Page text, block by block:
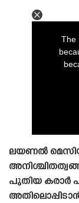
The
ലയണൽ
പുതിയ കരാർ
അതിലൊപ്പിടാൻ